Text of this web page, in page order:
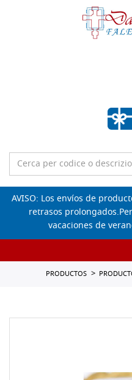
Lista
AVISO: Los envíos de
retrasos
vacaciones de
PRODUCTOS